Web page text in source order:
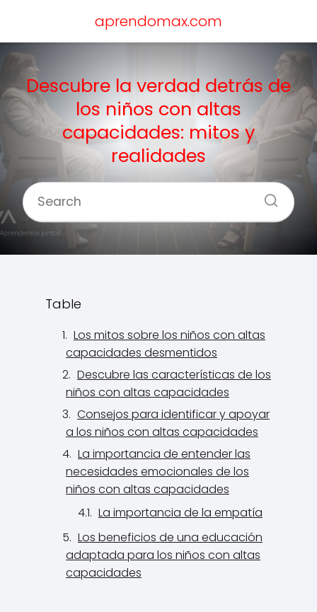
aprendomax.com
Descubre la verdad detrás de
los niños con altas
capacidades: mitos y
realidades
Table
Los mitos sobre los niños con altas
capacidades desmentidos
Descubre las características de los
niños con altas capacidades
Consejos para identificar y apoyar
a los niños con altas capacidades
La importancia de entender las
necesidades emocionales de los
niños con altas capacidades
La importancia de la empatía
Los beneficios de una educación
adaptada para los niños con altas
capacidades